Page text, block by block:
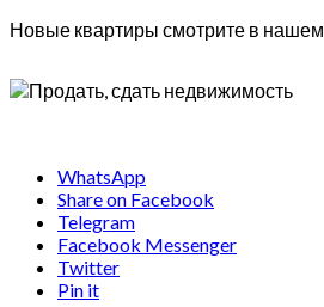
Новые квартиры смотрите в нашем
WhatsApp
Share on Facebook
Telegram
Facebook Messenger
Twitter
Pin it